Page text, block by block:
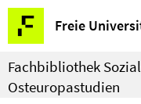
Springe
direkt
zu
Inhalt
Freie
Service-
Navigation
Fachbibliothek
Osteuropastudien